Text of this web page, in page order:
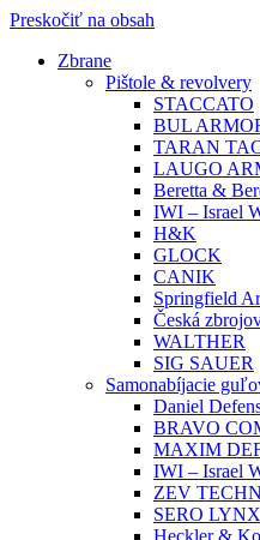
Preskočiť na obsah
Zbrane
Pištole & revolvery
STACCATO
BUL
TARAN
LAUGO
Beretta &
IWI – Israel
H&K
GLOCK
CANIK
Springfield
Česká
WALTHER
SIG SAUER
Samonabíjacie
Daniel
BRAVO
MAXIM
IWI – Israel
ZEV
SERO
Heckler &